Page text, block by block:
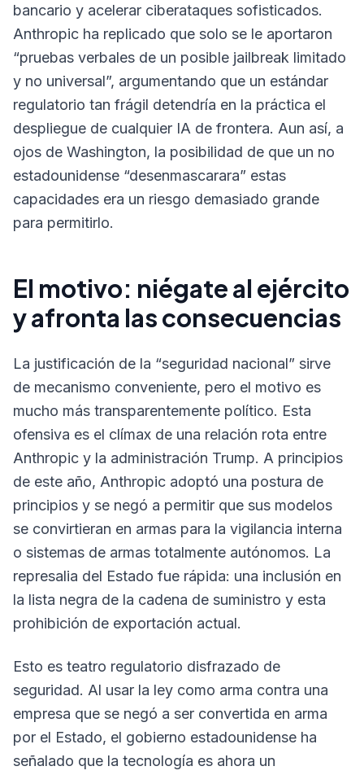
bancario y acelerar ciberataques sofisticados.
Anthropic ha replicado que solo se le aportaron
“pruebas verbales de un posible jailbreak limitado
y no universal”, argumentando que un estándar
regulatorio tan frágil detendría en la práctica el
despliegue de cualquier IA de frontera. Aun así, a
ojos de Washington, la posibilidad de que un no
estadounidense “desenmascarara” estas
capacidades era un riesgo demasiado grande
para permitirlo.
El motivo: niégate al ejército
y afronta las consecuencias
La justificación de la “seguridad nacional” sirve
de mecanismo conveniente, pero el motivo es
mucho más transparentemente político. Esta
ofensiva es el clímax de una relación rota entre
Anthropic y la administración Trump. A principios
de este año, Anthropic adoptó una postura de
principios y se negó a permitir que sus modelos
se convirtieran en armas para la vigilancia interna
o sistemas de armas totalmente autónomos. La
represalia del Estado fue rápida: una inclusión en
la lista negra de la cadena de suministro y esta
prohibición de exportación actual.
Esto es teatro regulatorio disfrazado de
seguridad. Al usar la ley como arma contra una
empresa que se negó a ser convertida en arma
por el Estado, el gobierno estadounidense ha
señalado que la tecnología es ahora un